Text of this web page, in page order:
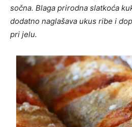
sočna. Blaga prirodna slatkoća
dodatno naglašava ukus ribe i
pri jelu.